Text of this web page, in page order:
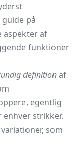
på
aspekter af
funktioner
definitionaf
egentlig
enhver strikker.
som